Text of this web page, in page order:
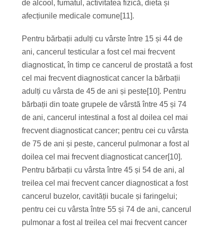
de alcool, fumatul, activitatea fizică, dieta și
afecțiunile medicale comune[11].
Pentru bărbații adulți cu vârste între 15 și 44 de
ani, cancerul testicular a fost cel mai frecvent
diagnosticat, în timp ce cancerul de prostată a fost
cel mai frecvent diagnosticat cancer la bărbații
adulți cu vârsta de 45 de ani și peste[10]. Pentru
bărbații din toate grupele de vârstă între 45 și 74
de ani, cancerul intestinal a fost al doilea cel mai
frecvent diagnosticat cancer; pentru cei cu vârsta
de 75 de ani și peste, cancerul pulmonar a fost al
doilea cel mai frecvent diagnosticat cancer[10].
Pentru bărbații cu vârsta între 45 și 54 de ani, al
treilea cel mai frecvent cancer diagnosticat a fost
cancerul buzelor, cavității bucale și faringelui;
pentru cei cu vârsta între 55 și 74 de ani, cancerul
pulmonar a fost al treilea cel mai frecvent cancer